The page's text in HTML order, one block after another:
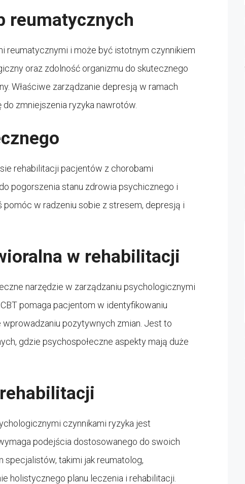
reumatycznych
reumatycznymi i może być istotnym czynnikiem
oraz zdolność organizmu do skutecznego
Właściwe zarządzanie depresją w ramach
zmniejszenia ryzyka nawrotów.
rehabilitacji pacjentów z chorobami
pogorszenia stanu zdrowia psychicznego i
w radzeniu sobie z stresem, depresją i
w rehabilitacji
narzędzie w zarządzaniu psychologicznymi
pomaga pacjentom w identyfikowaniu
pozytywnych zmian. Jest to
gdzie psychospołeczne aspekty mają duże
czynnikami ryzyka jest
podejścia dostosowanego do swoich
specjalistów, takimi jak reumatolog,
holistycznego planu leczenia i rehabilitacji.